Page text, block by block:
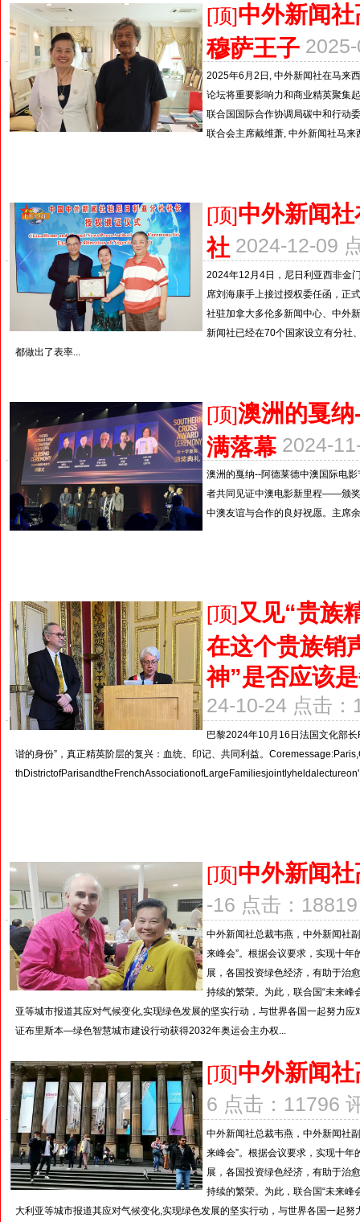
[顶]中外新闻
穆萨王子
2025年6月2日, 中外新闻社在马来
论坛将重要影响力和商业精英聚集
联合国国际合作协调局碳中和行动
联合会主席戴维萧, 中外新闻社马
[顶]中外新闻
社 2024-12-09
2024年12月4日，尼日利亚西非金
席刘海康手上接过授权委任函，正
社驻加拿大多伦多新闻中心、中外
新闻社已经在70个国家设立有分社
都做出了表率...
[顶]澳洲的戛
满落幕 2024-
澳洲的戛纳--阿德莱德中澳国际电
者共同见证中澳电影新里程——颁
中澳友谊与合作的良好祝愿。主席
[顶]又见“贵族
在这个贵族销
神”是否应该
24-10-24 点击
巴黎2024年10月16日法国文化部
谐的身份”，真正精英阶层的复兴：血统、印记、共同利益。
[顶]中外新闻
-16 点击：
中外新闻社总裁韦燕，中外新闻社
来峰会”。根据会议要求，实现十
展，各国投资绿色经济，有助于治
持续的繁荣。为此，联合国“未来
亚等城市报道其应对气候变化,实现绿色发展的坚实行动，与世界各国一起努力
证布里斯本—绿色智慧城市建设行动获得2032年奥运会主办权...
[顶]中外新闻
6 点击：11796
中外新闻社总裁韦燕，中外新闻社
来峰会”。根据会议要求，实现十
展，各国投资绿色经济，有助于治
持续的繁荣。为此，联合国“未来
大利亚等城市报道其应对气候变化,实现绿色发展的坚实行动，与世界各国一起